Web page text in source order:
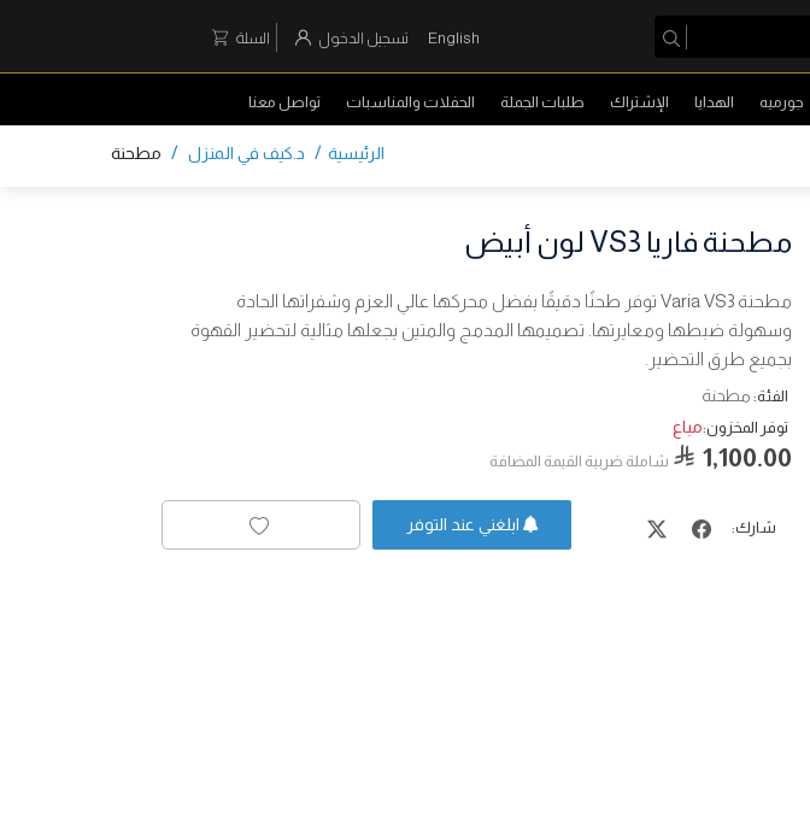
English تسجيل الدخول السلة
جورميه الهدايا الإشتراك طلبات الجملة الحفلات والمناسبات تواصل معنا
الرئيسية / د.كيف في المنزل / مطحنة
مطحنة فاريا VS3 لون أبيض
مطحنة Varia VS3 توفر طحنًا دقيقًا بفضل محركها عالي العزم وشفراتها الحادة
وسهولة ضبطها ومعايرتها. تصميمها المدمج والمتين يجعلها مثالية لتحضير القهوة
بجميع طرق التحضير.
الفئة: مطحنة
توفر المخزون:مباع
1,100.00 شاملة ضربية القيمة المضافة
شارك: